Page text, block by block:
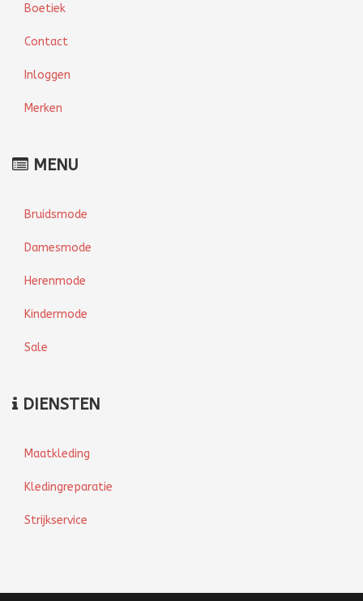
Boetiek
Contact
Inloggen
Merken
MENU
Bruidsmode
Damesmode
Herenmode
Kindermode
Sale
DIENSTEN
Maatkleding
Kledingreparatie
Strijkservice